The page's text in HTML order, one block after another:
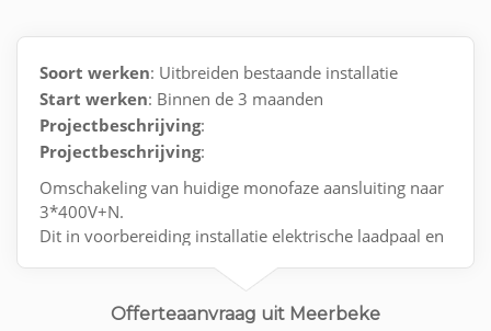
Soort werken: Uitbreiden bestaande installatie
Start werken: Binnen de 3 maanden
Projectbeschrijving:
Projectbeschrijving:
Omschakeling van huidige monofaze aansluiting naar
3*400V+N.
Dit in voorbereiding installatie elektrische laadpaal en
Offerteaanvraag uit Meerbeke